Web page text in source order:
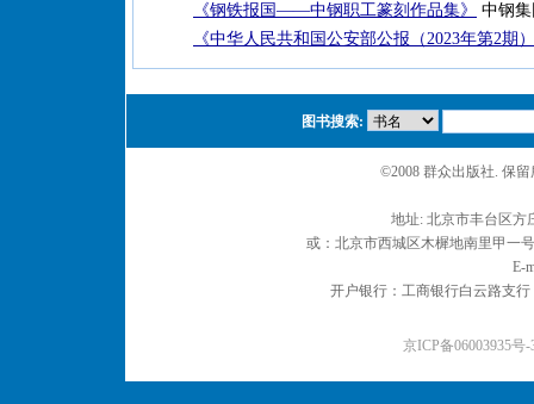
《钢铁报国——中钢职工篆刻作品集》
中钢
《中华人民共和国公安部公报（2023年第2期
图书搜索:
©2008 群众出版社. 保
地址: 北京市丰台区
或：北京市西城区木樨地南里甲一
E-
开户银行：工商银行白云路支
京ICP备06003935号-